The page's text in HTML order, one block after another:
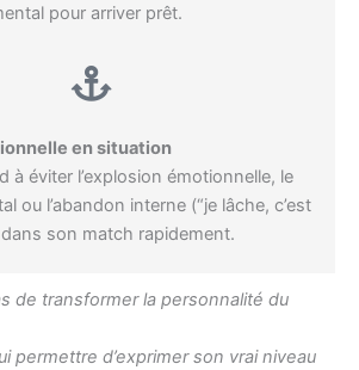
pour arriver prêt.
en situation
à éviter l’explosion émotionnelle, le
ou l’abandon interne (“je lâche, c’est
son match rapidement.
de transformer la personnalité du
permettre d’exprimer son vrai niveau